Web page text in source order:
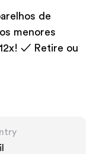
de
menores
✓ Retire ou